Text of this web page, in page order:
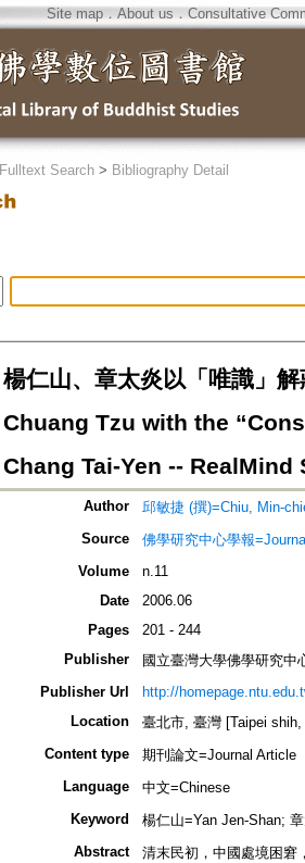
Site map．About us ． Consultative
Fulltext Search> Bibliography Detail
楊仁山、章太炎以「唯識」
Chuang Tzu with the
Chang Tai-Yen --
Author
邱敏捷 (撰)=Chiu, Min-
Source
佛學研究中心學報
Volume
n.11
Date
2006.06
Pages
201 - 244
Publisher
國立臺灣大學佛學研究
Publisher Url
http://
Location
臺北市, 臺灣 [Taipei shih,
Content type
期刊論文=Journal Article
Language
中文=Chinese
Keyword
楊仁山=Yan Jen-Shan;
Abstract
清末民初，中國處境困窘